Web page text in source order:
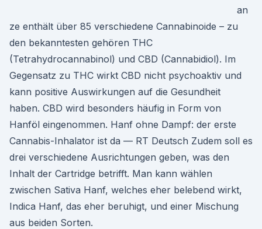
an
ze enthält über 85 verschiedene Cannabinoide – zu
den bekanntesten gehören THC
(Tetrahydrocannabinol) und CBD (Cannabidiol). Im
Gegensatz zu THC wirkt CBD nicht psychoaktiv und
kann positive Auswirkungen auf die Gesundheit
haben. CBD wird besonders häufig in Form von
Hanföl eingenommen. Hanf ohne Dampf: der erste
Cannabis-Inhalator ist da — RT Deutsch Zudem soll es
drei verschiedene Ausrichtungen geben, was den
Inhalt der Cartridge betrifft. Man kann wählen
zwischen Sativa Hanf, welches eher belebend wirkt,
Indica Hanf, das eher beruhigt, und einer Mischung
aus beiden Sorten.